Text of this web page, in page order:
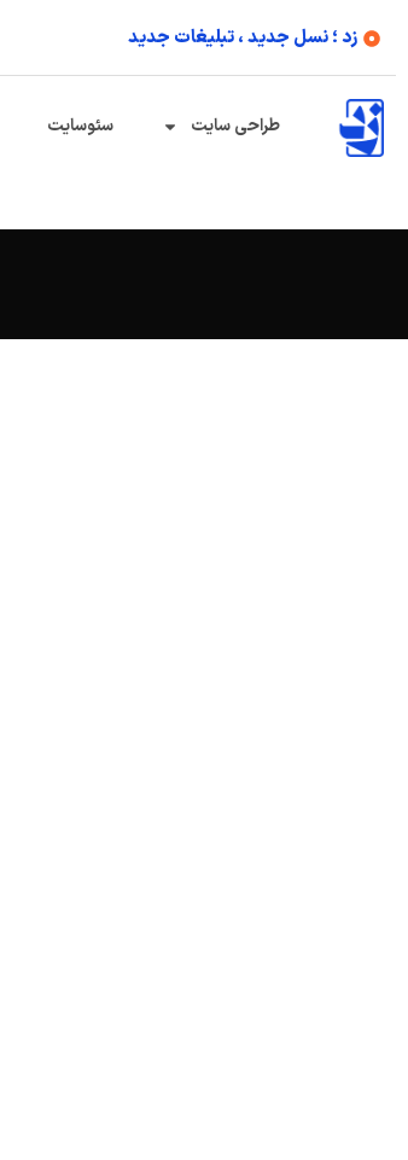
زد ؛ نسل جدید ، تبلیغات جدید
طراحی سایت سئوسایت